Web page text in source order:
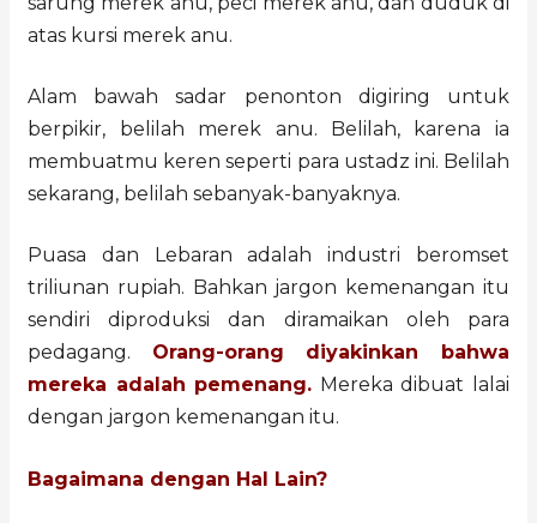
atas kursi merek anu.
Alam bawah sadar penonton digiring untuk
berpikir, belilah merek anu. Belilah, karena ia
membuatmu keren seperti para ustadz ini. Belilah
sekarang, belilah sebanyak-banyaknya.
Puasa dan Lebaran adalah industri beromset
triliunan rupiah. Bahkan jargon kemenangan itu
sendiri diproduksi dan diramaikan oleh para
pedagang. Orang-orang diyakinkan bahwa
mereka adalah pemenang. Mereka dibuat lalai
dengan jargon kemenangan itu.
Bagaimana dengan Hal Lain?